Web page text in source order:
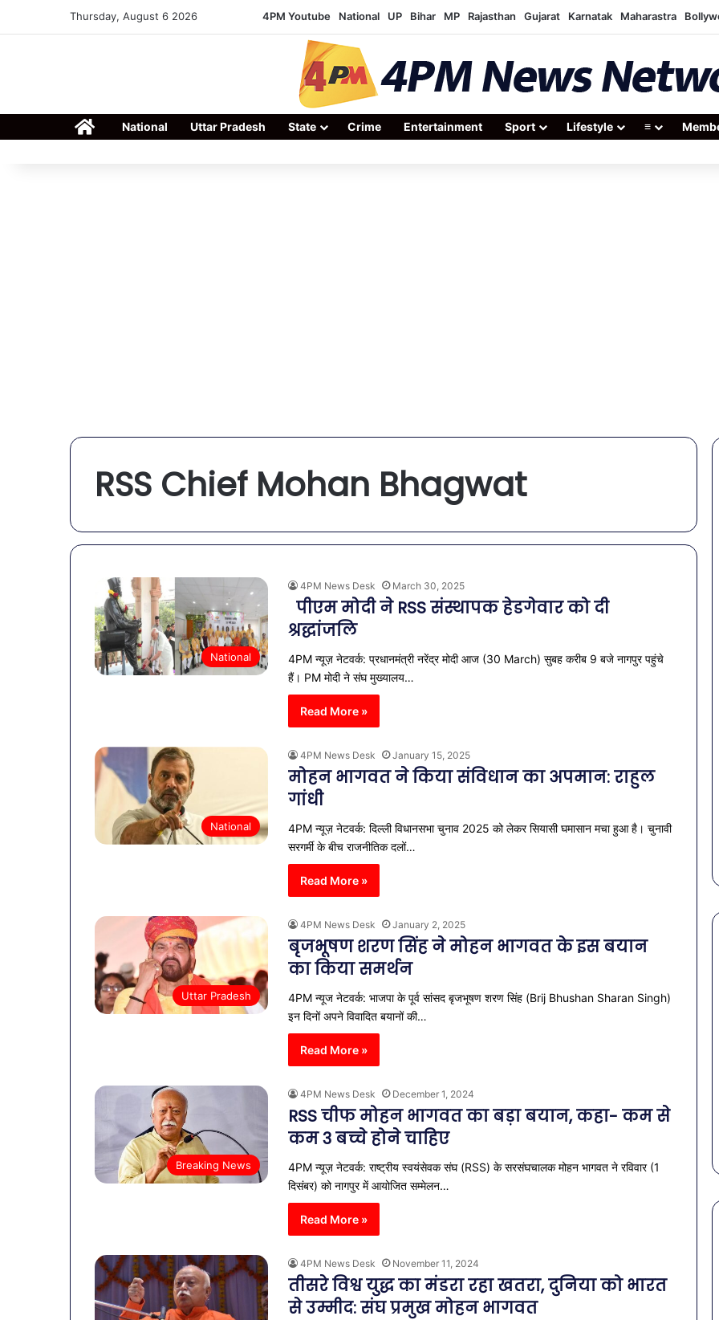
Thursday, August 6 2026 4PM Youtube National UP Bihar MP Rajasthan Gujarat Karnatak Maharastra
HomeNational Uttar Pradesh State Crime Entertainment Sport Lifestyle ≡
RSS Chief Mohan Bhagwat
National
4PM News Desk March 30, 2025
पीएम मोदी ने RSS संस्थापक हेडगेवार को दी
श्रद्धांजलि
4PM न्यूज़ नेटवर्क: प्रधानमंत्री नरेंद्र मोदी आज (30 March) सुबह करीब 9 बजे नागपुर पहुंचे
हैं। PM मोदी ने संघ मुख्यालय…
Read More »
National
4PM News Desk January 15, 2025
मोहन भागवत ने किया संविधान का अपमान: राहुल
गांधी
4PM न्यूज़ नेटवर्क: दिल्ली विधानसभा चुनाव 2025 को लेकर सियासी घमासान मचा हुआ है। चुनावी
सरगर्मी के बीच राजनीतिक दलों…
Read More »
Uttar Pradesh
4PM News Desk January 2, 2025
बृजभूषण शरण सिंह ने मोहन भागवत के इस बयान
का किया समर्थन
4PM न्यूज नेटवर्क: भाजपा के पूर्व सांसद बृजभूषण शरण सिंह (Brij Bhushan Sharan Singh)
इन दिनों अपने विवादित बयानों की…
Read More »
Breaking News
4PM News Desk December 1, 2024
RSS चीफ मोहन भागवत का बड़ा बयान, कहा- कम से
कम 3 बच्चे होने चाहिए
4PM न्यूज़ नेटवर्क: राष्ट्रीय स्वयंसेवक संघ (RSS) के सरसंघचालक मोहन भागवत ने रविवार (1
दिसंबर) को नागपुर में आयोजित सम्मेलन…
Read More »
4PM News Desk November 11, 2024
तीसरे विश्व युद्ध का मंडरा रहा खतरा, दुनिया को भारत
से उम्मीद: संघ प्रमुख मोहन भागवत
व्यापारियों
को
राहत
कमीशन
की
पहली
बैठक,
कदम
January 9, 2026
व्यापारियों को राहत की पहल: SAS
नगर में ट्रेडर्स कमीशन की पहली
बैठक, केजरीवाल–मान का बड़ा
कदम
की
डाइट
करें
गर्मियों में डाइट में शामिल करें ये 7
सब्जियां